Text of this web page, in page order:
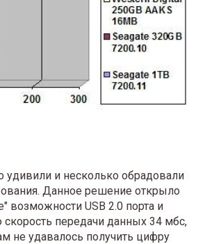
удивили и несколько обрадовали
Данное решение открыло
возможности USB 2.0 порта и
скорость передачи данных 34 мбс,
не удавалось получить цифру